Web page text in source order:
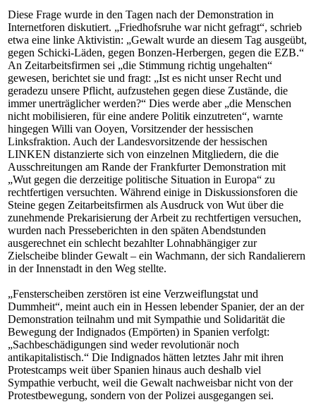
Diese Frage wurde in den Tagen nach der Demonstration in
Internetforen diskutiert. „Friedhofsruhe war nicht gefragt“, schrieb
etwa eine linke Aktivistin: „Gewalt wurde an diesem Tag ausgeübt,
gegen Schicki-Läden, gegen Bonzen-Herbergen, gegen die EZB.“
An Zeitarbeitsfirmen sei „die Stimmung richtig ungehalten“
gewesen, berichtet sie und fragt: „Ist es nicht unser Recht und
geradezu unsere Pflicht, aufzustehen gegen diese Zustände, die
immer unerträglicher werden?“ Dies werde aber „die Menschen
nicht mobilisieren, für eine andere Politik einzutreten“, warnte
hingegen Willi van Ooyen, Vorsitzender der hessischen
Linksfraktion. Auch der Landesvorsitzende der hessischen
LINKEN distanzierte sich von einzelnen Mitgliedern, die die
Ausschreitungen am Rande der Frankfurter Demonstration mit
„Wut gegen die derzeitige politische Situation in Europa“ zu
rechtfertigen versuchten. Während einige in Diskussionsforen die
Steine gegen Zeitarbeitsfirmen als Ausdruck von Wut über die
zunehmende Prekarisierung der Arbeit zu rechtfertigen versuchen,
wurden nach Presseberichten in den späten Abendstunden
ausgerechnet ein schlecht bezahlter Lohnabhängiger zur
Zielscheibe blinder Gewalt – ein Wachmann, der sich Randalierern
in der Innenstadt in den Weg stellte.
„Fensterscheiben zerstören ist eine Verzweiflungstat und
Dummheit“, meint auch ein in Hessen lebender Spanier, der an der
Demonstration teilnahm und mit Sympathie und Solidarität die
Bewegung der Indignados (Empörten) in Spanien verfolgt:
„Sachbeschädigungen sind weder revolutionär noch
antikapitalistisch.“ Die Indignados hätten letztes Jahr mit ihren
Protestcamps weit über Spanien hinaus auch deshalb viel
Sympathie verbucht, weil die Gewalt nachweisbar nicht von der
Protestbewegung, sondern von der Polizei ausgegangen sei.